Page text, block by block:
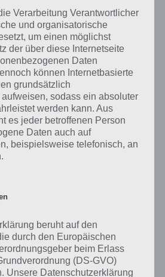
als Perlmutt. Diese entstehen in
Muscheln und sind ein runder
Wieso sich Perlen bilden, ist auch heute
ging man davon aus, dass ein
aber das wurde von Wissenschaftlern
gehen davon aus, dass es als
gegen Parasiten gebildet wird.
dem Lebensraum und
sich auch die Farbe der Perle, die aus
besteht. Der Rest ist Calcit und
als Orient-Perlen bezeichnet. Dem
Die Wachstumsphase beträgt zwei
beispielsweise um den Hals getragen
Verarbeitung Verantwortlicher
und organisatorische
um einen möglichst
der über diese Internetseite
Daten
können Internetbasierte
grundsätzlich
sodass ein absoluter
werden kann. Aus
es jeder betroffenen Person
Daten auch auf
beispielsweise telefonisch, an
beruht auf den
durch den Europäischen
beim Erlass
(DS-GVO)
Unsere Datenschutzerklärung